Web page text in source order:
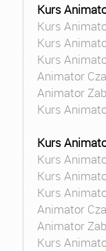
Kurs
Kurs
Kurs
Kurs
Animator
Animator
Kurs
Kurs
Kurs
Kurs
Kurs
Animator
Animator
Kurs